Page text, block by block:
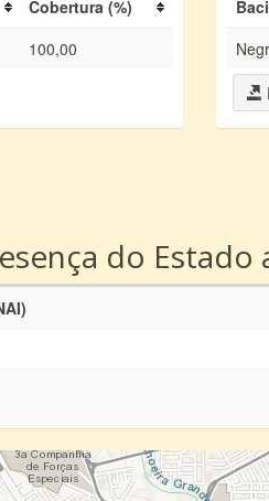
Cobertura (%)
100,00
do Estado